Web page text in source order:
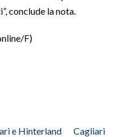
conclude la nota.
F)
e Hinterland Cagliari